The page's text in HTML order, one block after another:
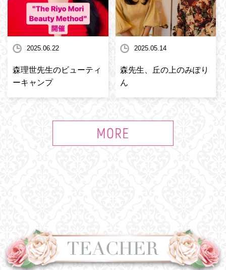
2025.06.22
森理世先生のビューティ
ーキャンプ
2025.05.14
森先生、丘の上のみぽり
ん